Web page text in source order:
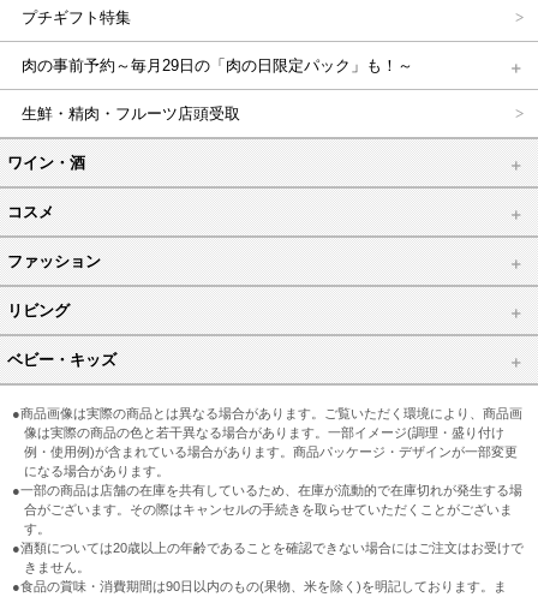
プチギフト特集
肉の事前予約～毎月29日の「肉の日限定パック」も！～
生鮮・精肉・フルーツ店頭受取
ワイン・酒
コスメ
ファッション
リビング
ベビー・キッズ
●商品画像は実際の商品とは異なる場合があります。ご覧いただく環境により、商品画
像は実際の商品の色と若干異なる場合があります。一部イメージ(調理・盛り付け
例・使用例)が含まれている場合があります。商品パッケージ・デザインが一部変更
になる場合があります。
●一部の商品は店舗の在庫を共有しているため、在庫が流動的で在庫切れが発生する場
合がございます。その際はキャンセルの手続きを取らせていただくことがございま
す。
●酒類については20歳以上の年齢であることを確認できない場合にはご注文はお受けで
きません。
●食品の賞味・消費期間は90日以内のもの(果物、米を除く)を明記しております。ま